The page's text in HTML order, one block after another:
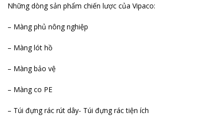
Những dòng sản phẩm chiến lược của Vipaco:
– Màng phủ nông nghiệp
– Màng lót hồ
– Màng bảo vệ
– Màng co PE
– Túi đựng rác rút dây- Túi đựng rác tiện ích